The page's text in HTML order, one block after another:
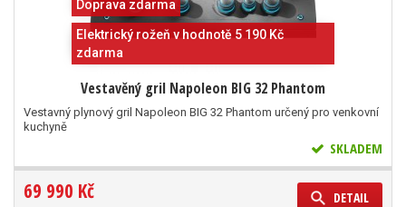
Doprava zdarma
Elektrický rožeň v hodnotě 5 190 Kč
zdarma
Vestavěný gril Napoleon BIG 32 Phantom
Vestavný plynový gril Napoleon BIG 32 Phantom určený pro venkovní
kuchyně
SKLADEM
69 990 Kč DETAIL